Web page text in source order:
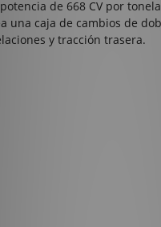
de 668 CV por
una caja de cambios de
y tracción trasera.